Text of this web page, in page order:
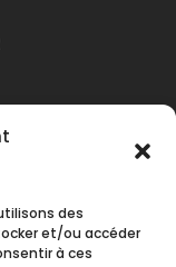
des
et/ou accéder
à ces